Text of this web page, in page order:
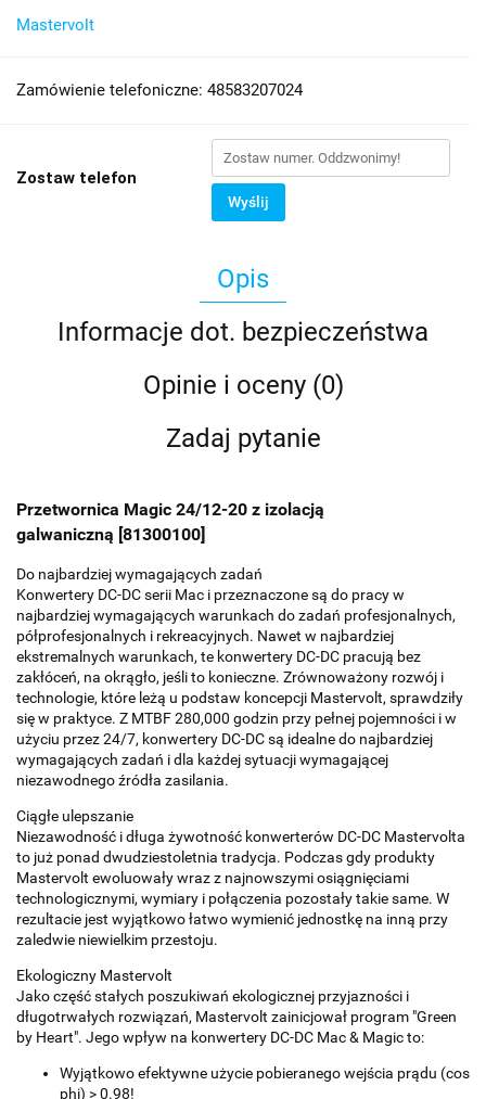
Mastervolt
Zamówienie telefoniczne: 48583207024
Zostaw telefon
Wyślij
Opis
Informacje dot. bezpieczeństwa
Opinie i oceny (0)
Zadaj pytanie
Przetwornica Magic 24/12-20 z izolacją
galwaniczną [81300100]
Do najbardziej wymagających zadań
Konwertery DC-DC serii Mac i przeznaczone są do pracy w
najbardziej wymagających warunkach do zadań profesjonalnych,
półprofesjonalnych i rekreacyjnych. Nawet w najbardziej
ekstremalnych warunkach, te konwertery DC-DC pracują bez
zakłóceń, na okrągło, jeśli to konieczne. Zrównoważony rozwój i
technologie, które leżą u podstaw koncepcji Mastervolt, sprawdziły
się w praktyce. Z MTBF 280,000 godzin przy pełnej pojemności i w
użyciu przez 24/7, konwertery DC-DC są idealne do najbardziej
wymagających zadań i dla każdej sytuacji wymagającej
niezawodnego źródła zasilania.
Ciągłe ulepszanie
Niezawodność i długa żywotność konwerterów DC-DC Mastervolta
to już ponad dwudziestoletnia tradycja. Podczas gdy produkty
Mastervolt ewoluowały wraz z najnowszymi osiągnięciami
technologicznymi, wymiary i połączenia pozostały takie same. W
rezultacie jest wyjątkowo łatwo wymienić jednostkę na inną przy
zaledwie niewielkim przestoju.
Ekologiczny Mastervolt
Jako część stałych poszukiwań ekologicznej przyjazności i
długotrwałych rozwiązań, Mastervolt zainicjował program "Green
by Heart". Jego wpływ na konwertery DC-DC Mac & Magic to:
Wyjątkowo efektywne użycie pobieranego wejścia prądu (cos
phi) > 0.98!